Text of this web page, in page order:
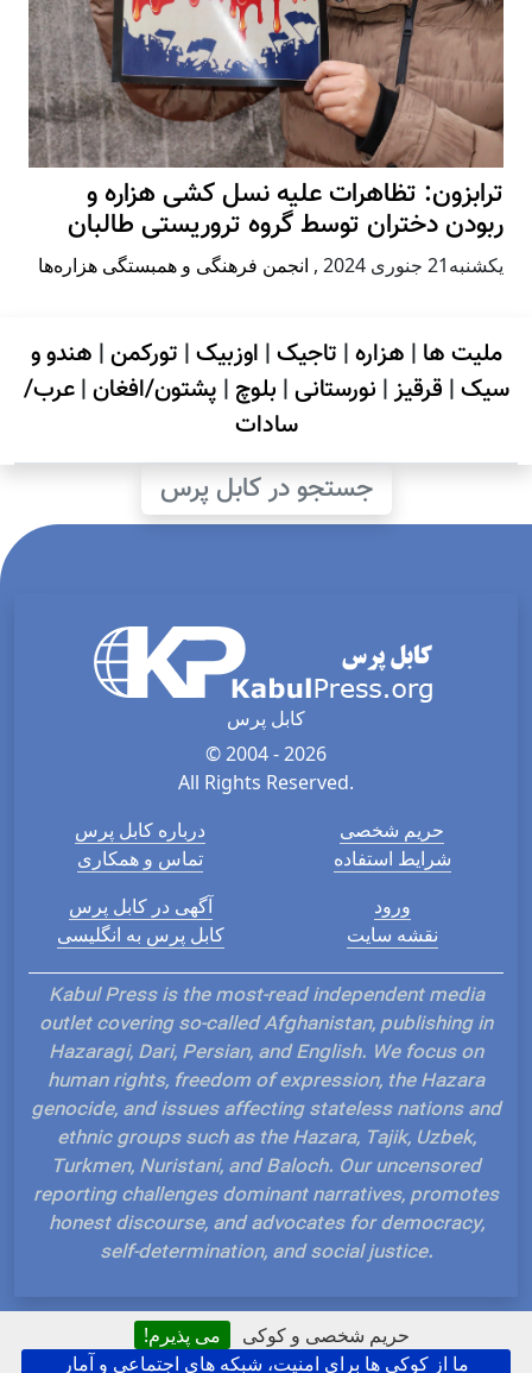
حریم شخصی و کوکی
می پذیرم!
ما از کوکی ها برای امنیت، شبکه های اجتماعی و آمار
ترابزون: تظاهرات علیه نسل کشی هزاره و
ربودن دختران توسط گروه تروریستی طالبان
يكشنبه21 جنوری 2024 , انجمن فرهنگی و همبستگی هزاره‌ها
ملیت ها | هزاره| تاجیک| اوزبیک| تورکمن| هندو و
سیک| قرقیز| نورستانی| بلوچ | پشتون/افغان|عرب/
سادات
جستجو در کابل پرس
کابل پرس
© 2004 - 2026
All Rights Reserved.
درباره کابل پرس
تماس و همکاری
حریم شخصی
شرایط استفاده
آگهی در کابل پرس
کابل پرس به انگلیسی
ورود
نقشه سایت
Kabul Press is the most-read independent media
outlet covering so-called Afghanistan, publishing in
Hazaragi, Dari, Persian, and English. We focus on
human rights, freedom of expression, the Hazara
genocide, and issues affecting stateless nations and
ethnic groups such as the Hazara, Tajik, Uzbek,
Turkmen, Nuristani, and Baloch. Our uncensored
reporting challenges dominant narratives, promotes
honest discourse, and advocates for democracy,
self-determination, and social justice.
Hosted and Developed by IP Plans